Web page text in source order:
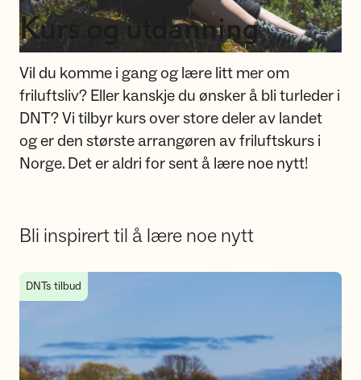
Kurs og utdanning
Vil du komme i gang og lære litt mer om
friluftsliv? Eller kanskje du ønsker å bli turleder i
DNT? Vi tilbyr kurs over store deler av landet
og er den største arrangøren av friluftskurs i
Norge. Det er aldri for sent å lære noe nytt!
Bli inspirert til å lære noe nytt
Ta et kurs med DNT
DNTs tilbud